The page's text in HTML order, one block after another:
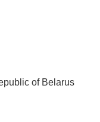
of Belarus